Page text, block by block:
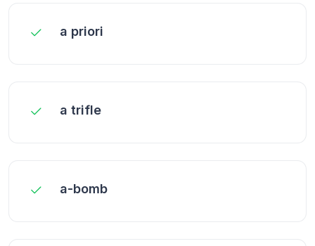
a priori
a trifle
a-bomb